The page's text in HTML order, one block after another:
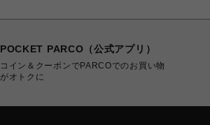
POCKET PARCO（公式アプリ）
コイン＆クーポンでPARCOでのお買い物
がオトクに